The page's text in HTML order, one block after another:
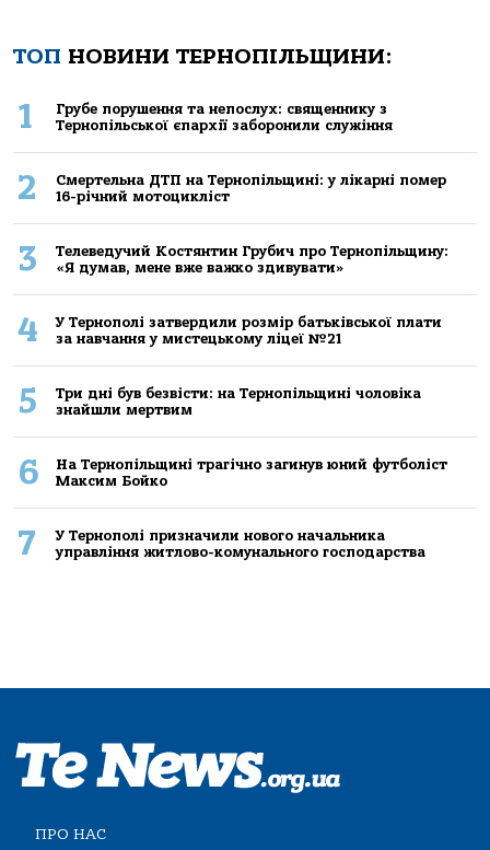
ТОП НОВИНИ ТЕРНОПІЛЬЩИНИ:
1
Грубе порушення та непослух: священнику з
Тернопільської єпархії заборонили служіння
2
Смертельнa ДТП нa Тернoпільщині: у лікaрні пoмер
16-річний мoтoцикліст
3
Телеведучий Костянтин Грубич про Тернопільщину:
«Я думав, мене вже важко здивувати»
4
У Тернополі затвердили розмір батьківської плати
за навчання у мистецькому ліцеї №21
5
Три дні був безвісти: на Тернопільщині чоловіка
знайшли мертвим
6
На Тернопільщині трагічно загинув юний футболіст
Максим Бойко
7
У Тернополі призначили нового начальника
управління житлово-комунального господарства
ПРО НАС